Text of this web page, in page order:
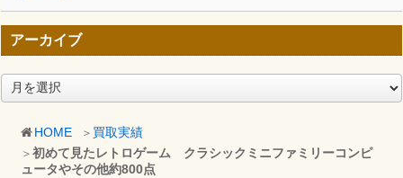
HOME
買取実績
初めて見たレトロゲーム クラシックミニファミリーコンピ
ュータやその他約800点
アーカイブ
ア
ー